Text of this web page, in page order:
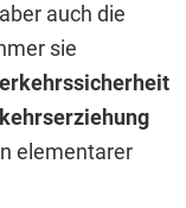
auch die
sie
elementarer